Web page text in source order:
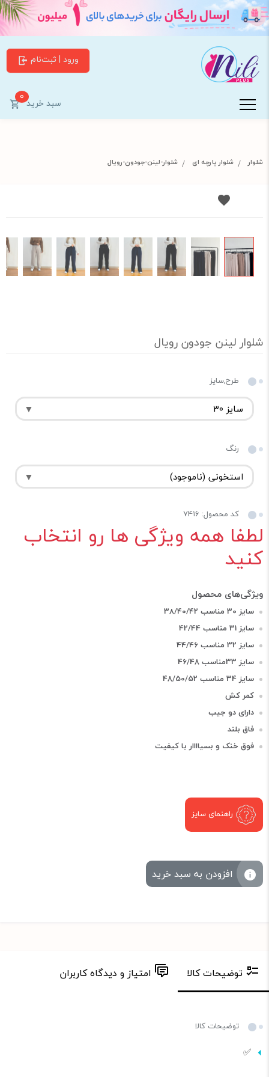
ورود | ثبت‌نام
سبد خرید0
شلوار شلوار پارچه ای شلوار-لینن-جودون-رویال
شلوار لینن جودون رویال
طرح,سایز
رنگ
کد محصول: 7416
لطفا همه ویژگی ها رو انتخاب
کنید
سایز 30 مناسب 38/40/42
سایز 31 مناسب 42/44
سایز 32 مناسب 44/46
سایز 33مناسب 46/48
سایز 34 مناسب 48/50/52
کمر کش
دارای دو جیب
فاق بلند
فوق خنک و بسیاااار با کیفیت
راهنمای سایز
افزودن به سبد خرید
توضیحات کالا امتیاز و دیدگاه کاربران
توضیحات کالا
✅